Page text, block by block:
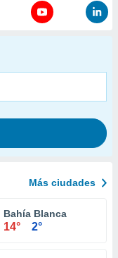
Más ciudades
Bahía Blanca
14° 2°